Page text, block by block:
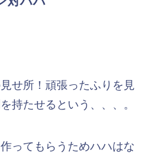
せ所！頑張ったふりを見
持たせるという、、、。
ってもらうためハハはな